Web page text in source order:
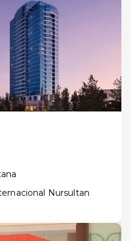
Nursultan